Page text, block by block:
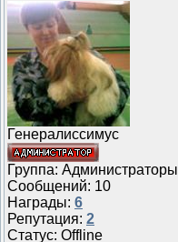
Генералиссимус
Группа: Администраторы
Сообщений: 10
Награды: 6
Репутация: 2
Статус: Offline